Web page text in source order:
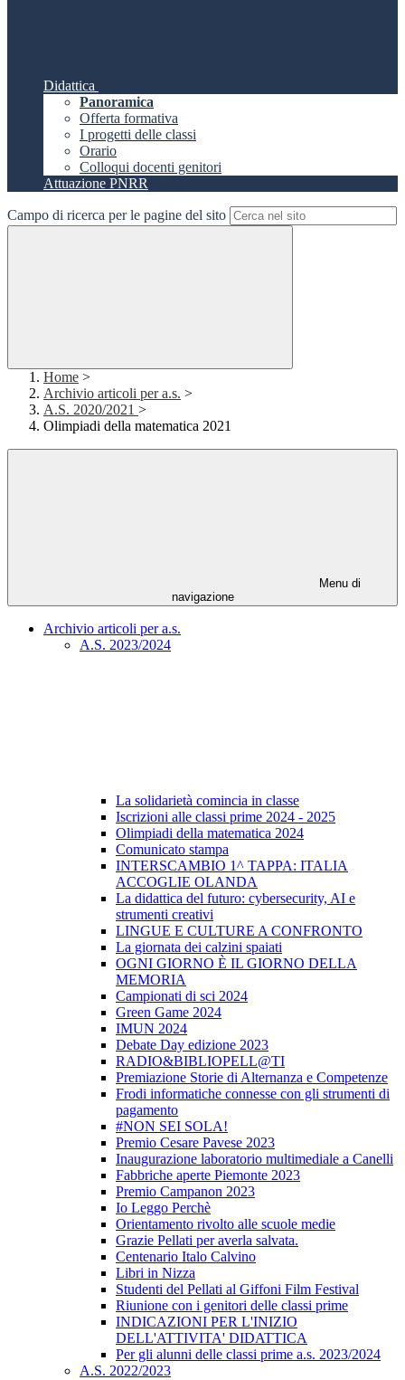
Didattica
Panoramica
Offerta formativa
I progetti delle classi
Orario
Colloqui docenti genitori
Attuazione PNRR
Campo di ricerca per le pagine del sito
Home >
Archivio articoli per a.s. >
A.S. 2020/2021 >
Olimpiadi della matematica 2021
Menu di
navigazione
Archivio articoli per a.s.
A.S. 2023/2024
La solidarietà comincia in classe
Iscrizioni alle classi prime 2024 - 2025
Olimpiadi della matematica 2024
Comunicato stampa
INTERSCAMBIO 1^ TAPPA: ITALIA
ACCOGLIE OLANDA
La didattica del futuro: cybersecurity, AI e
strumenti creativi
LINGUE E CULTURE A CONFRONTO
La giornata dei calzini spaiati
OGNI GIORNO È IL GIORNO DELLA
MEMORIA
Campionati di sci 2024
Green Game 2024
IMUN 2024
Debate Day edizione 2023
RADIO&BIBLIOPELL@TI
Premiazione Storie di Alternanza e Competenze
Frodi informatiche connesse con gli strumenti di
pagamento
#NON SEI SOLA!
Premio Cesare Pavese 2023
Inaugurazione laboratorio multimediale a Canelli
Fabbriche aperte Piemonte 2023
Premio Campanon 2023
Io Leggo Perchè
Orientamento rivolto alle scuole medie
Grazie Pellati per averla salvata.
Centenario Italo Calvino
Libri in Nizza
Studenti del Pellati al Giffoni Film Festival
Riunione con i genitori delle classi prime
INDICAZIONI PER L'INIZIO
DELL'ATTIVITA' DIDATTICA
Per gli alunni delle classi prime a.s. 2023/2024
A.S. 2022/2023